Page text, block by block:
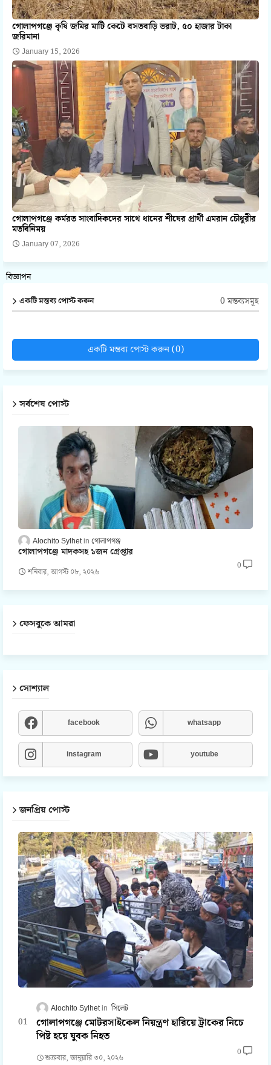
গোলাপগঞ্জে কৃষি জমির মাটি কেটে বসতবাড়ি ভরাট, ৫০ হাজার টাকা
জরিমানা
January 15, 2026
গোলাপগঞ্জে কর্মরত সাংবাদিকদের সাথে ধানের শীষের প্রার্থী এমরান চৌধুরীর
মতবিনিময়
January 07, 2026
বিজ্ঞাপন
একটি মন্তব্য পোস্ট করুন 0 মন্তব্যসমূহ
একটি মন্তব্য পোস্ট করুন (0)
সর্বশেষ পোস্ট
Alochito Sylhet গোলাপগঞ্জ
গোলাপগঞ্জে মাদকসহ ১জন গ্রেপ্তার
শনিবার, আগস্ট ০৮, ২০২৬
0
ফেসবুকে আমরা
সোশ্যাল
facebook whatsapp
instagram youtube
জনপ্রিয় পোস্ট
Alochito Sylhet সিলেট
গোলাপগঞ্জে মোটরসাইকেল নিয়ন্ত্রণ হারিয়ে ট্রাকের নিচে
পিষ্ট হয়ে যুবক নিহত
শুক্রবার, জানুয়ারি ৩০, ২০২৬
0